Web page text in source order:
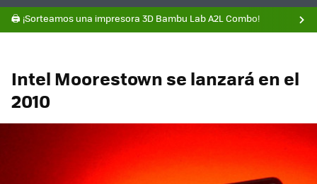
🖨️ ¡Sorteamos una impresora 3D Bambu Lab A2L Combo!
Intel Moorestown se lanzará en el
2010